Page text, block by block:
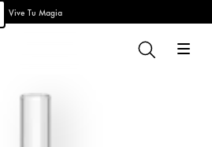
Vive Tu Magia